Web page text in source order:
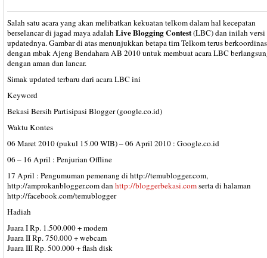
Salah satu acara yang akan melibatkan kekuatan telkom dalam hal kecepatan
berselancar di jagad maya adalahLive Blogging Contest(LBC) dan inilah versi
updatednya. Gambar di atas menunjukkan betapa tim Telkom terus
dengan mbak Ajeng Bendahara AB 2010 untuk membuat acara LBC
dengan aman dan lancar.
Simak updated terbaru dari acara LBC ini
Keyword
Bekasi Bersih Partisipasi Blogger (google.co.id)
Waktu Kontes
06 Maret 2010 (pukul 15.00 WIB) – 06 April 2010 : Google.co.id
06 – 16 April : Penjurian Offline
17 April : Pengumuman pemenang di http://temublogger.com,
http://amprokanblogger.com danhttp://bloggerbekasi.comserta di halaman
http://facebook.com/temublogger
Hadiah
Juara I Rp. 1.500.000 + modem
Juara II Rp. 750.000 + webcam
Juara III Rp. 500.000 + flash disk